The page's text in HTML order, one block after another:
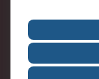
Over RS
RS Group
RS wereldwijd